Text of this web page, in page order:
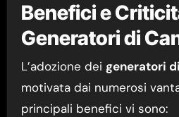
Benefici e
Generatori di
L’adozione dei generatori
motivata dai numerosi
principali benefici vi sono: